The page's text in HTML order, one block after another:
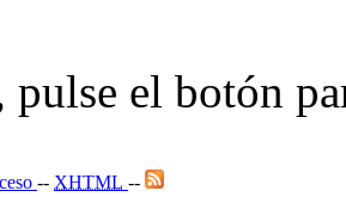
pulse el botón
-- XHTML --